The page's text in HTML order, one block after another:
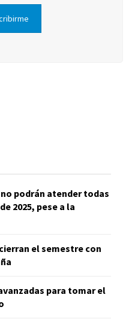
podrán atender todas
2025, pese a la
el semestre con
para tomar el